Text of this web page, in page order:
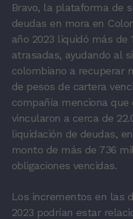
Bravo, la plataforma de
deudas en mora en
año 2023 liquidó más de
atrasadas, ayudando al
colombiano a recuperar
de pesos de cartera
compañía menciona
vincularon a cerca de
liquidación de deudas,
monto de más de 736
obligaciones vencidas.
Los incrementos en las
2023 podrían estar